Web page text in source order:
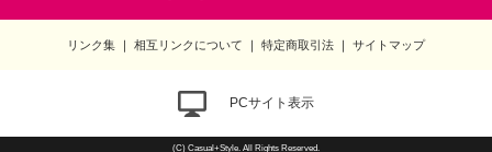
リンク集 相互リンクについて 特定商取引法 サイトマップ
PCサイト表示
(C) Casual+Style. All Rights Reserved.